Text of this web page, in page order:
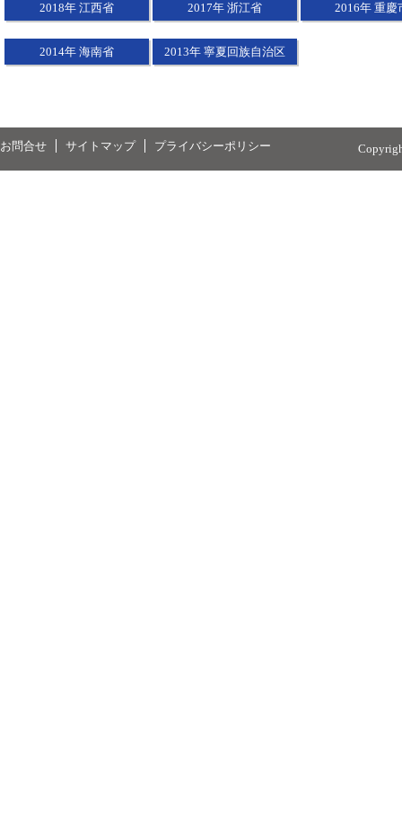
2018年 江西省 2017年 浙江省 2016年 重慶
2014年 海南省 2013年 寧夏回族自治区
お問合せ サイトマップ プライバシーポリシー